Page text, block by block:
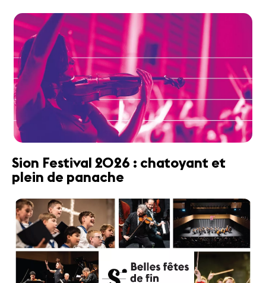
Sion Festival 2026 : chatoyant et
plein de panache